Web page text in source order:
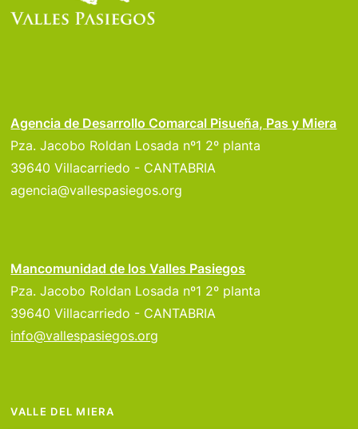
Agencia de Desarrollo Comarcal Pisueña, Pas y Miera
Pza. Jacobo Roldan Losada nº1 2º planta
39640 Villacarriedo - CANTABRIA
agencia@vallespasiegos.org
Mancomunidad de los Valles Pasiegos
Pza. Jacobo Roldan Losada nº1 2º planta
39640 Villacarriedo - CANTABRIA
info@vallespasiegos.org
VALLE DEL MIERA